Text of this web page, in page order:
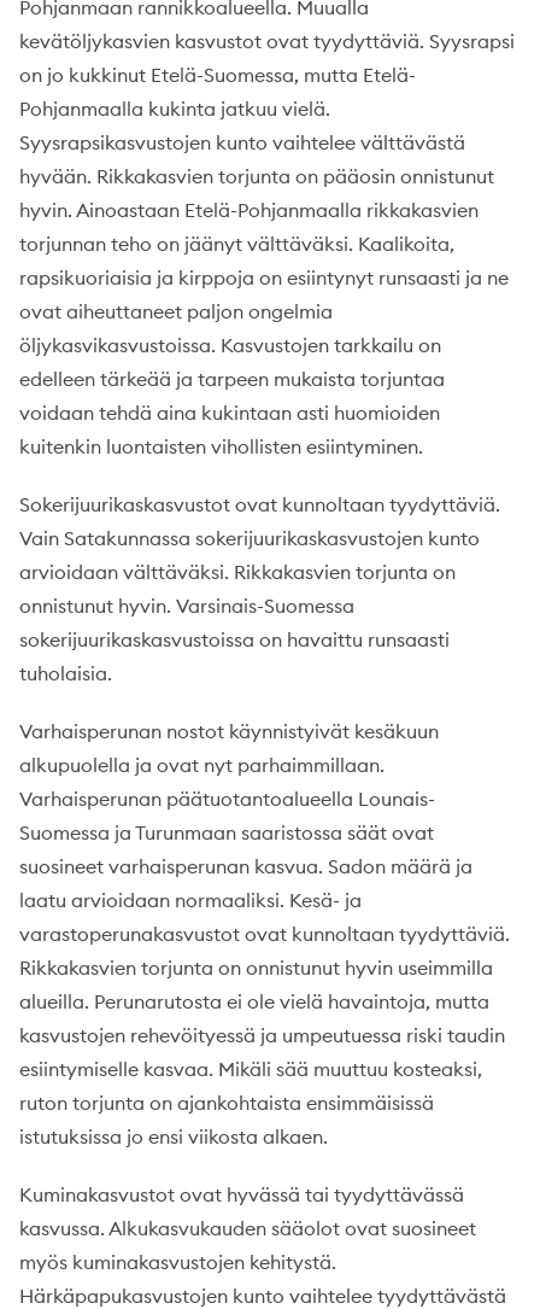
Pohjanmaan rannikkoalueella. Muualla
kevätöljykasvien kasvustot ovat tyydyttäviä. Syysrapsi
on jo kukkinut Etelä-Suomessa, mutta Etelä-
Pohjanmaalla kukinta jatkuu vielä.
Syysrapsikasvustojen kunto vaihtelee välttävästä
hyvään. Rikkakasvien torjunta on pääosin onnistunut
hyvin. Ainoastaan Etelä-Pohjanmaalla rikkakasvien
torjunnan teho on jäänyt välttäväksi. Kaalikoita,
rapsikuoriaisia ja kirppoja on esiintynyt runsaasti ja ne
ovat aiheuttaneet paljon ongelmia
öljykasvikasvustoissa. Kasvustojen tarkkailu on
edelleen tärkeää ja tarpeen mukaista torjuntaa
voidaan tehdä aina kukintaan asti huomioiden
kuitenkin luontaisten vihollisten esiintyminen.
Sokerijuurikaskasvustot ovat kunnoltaan tyydyttäviä.
Vain Satakunnassa sokerijuurikaskasvustojen kunto
arvioidaan välttäväksi. Rikkakasvien torjunta on
onnistunut hyvin. Varsinais-Suomessa
sokerijuurikaskasvustoissa on havaittu runsaasti
tuholaisia.
Varhaisperunan nostot käynnistyivät kesäkuun
alkupuolella ja ovat nyt parhaimmillaan.
Varhaisperunan päätuotantoalueella Lounais-
Suomessa ja Turunmaan saaristossa säät ovat
suosineet varhaisperunan kasvua. Sadon määrä ja
laatu arvioidaan normaaliksi. Kesä- ja
varastoperunakasvustot ovat kunnoltaan tyydyttäviä.
Rikkakasvien torjunta on onnistunut hyvin useimmilla
alueilla. Perunarutosta ei ole vielä havaintoja, mutta
kasvustojen rehevöityessä ja umpeutuessa riski taudin
esiintymiselle kasvaa. Mikäli sää muuttuu kosteaksi,
ruton torjunta on ajankohtaista ensimmäisissä
istutuksissa jo ensi viikosta alkaen.
Kuminakasvustot ovat hyvässä tai tyydyttävässä
kasvussa. Alkukasvukauden sääolot ovat suosineet
myös kuminakasvustojen kehitystä.
Härkäpapukasvustojen kunto vaihtelee tyydyttävästä